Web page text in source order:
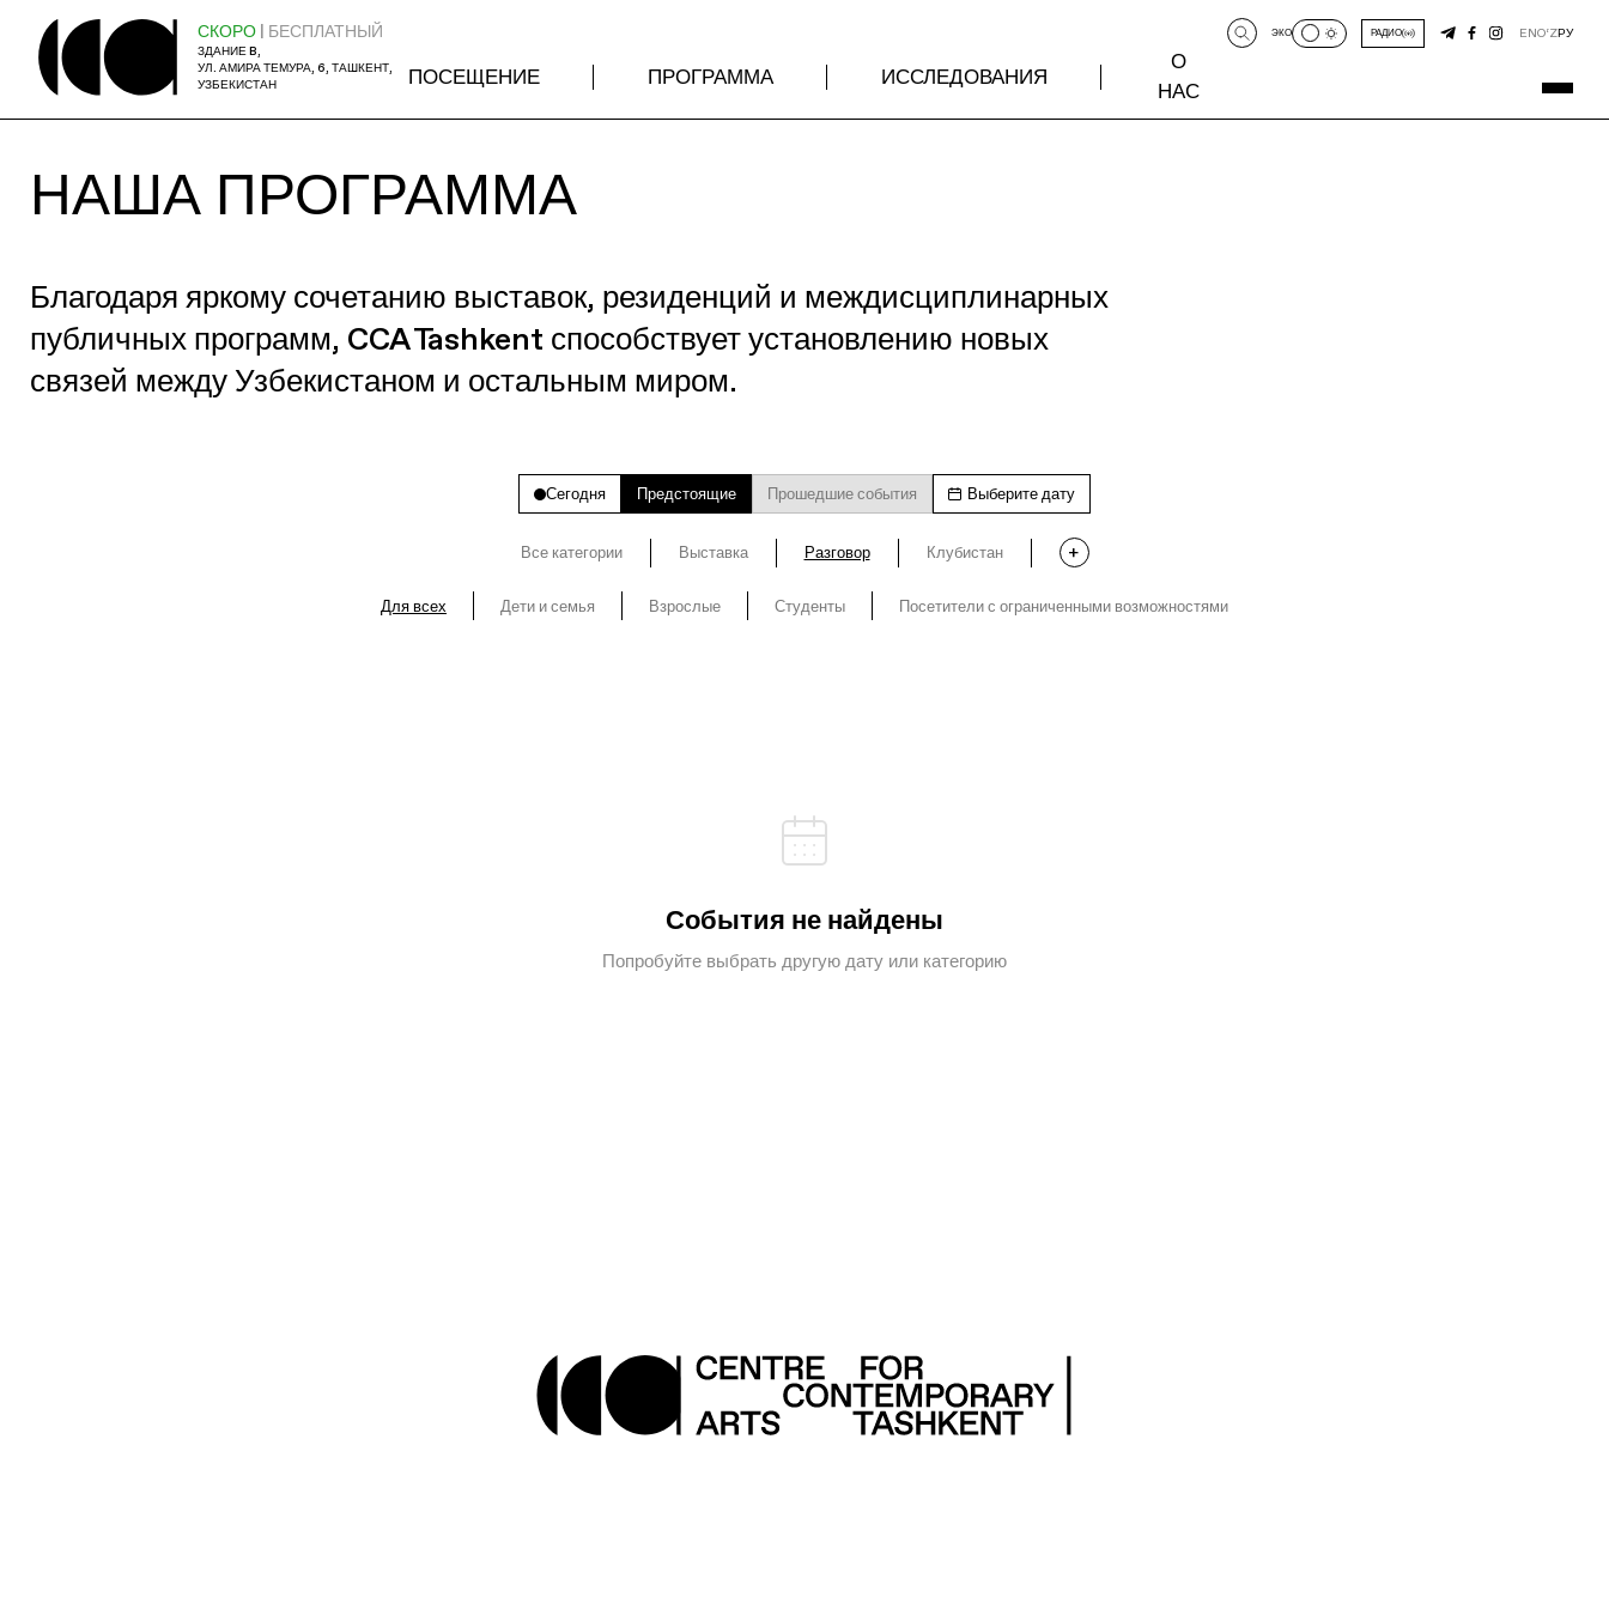
СКОРО | БЕСПЛАТНЫЙ
ЗДАНИЕ B,
УЛ. АМИРА ТЕМУРА, 6, ТАШКЕНТ,
УЗБЕКИСТАН
ПОСЕЩЕНИЕ ПРОГРАММА ИССЛЕДОВАНИЯ
О
НАС
ЭКО РАДИО ENO‘ZРУ
НАША ПРОГРАММА
Благодаря яркому сочетанию выставок, резиденций и междисциплинарных
публичных программ, CCA Tashkent способствует установлению новых
связей между Узбекистаном и остальным миром.
Сегодня Предстоящие Прошедшие события Выберите дату
Все категории Выставка Разговор Клубистан
Для всех Дети и семья Взрослые Студенты Посетители с ограниченными возможностями
События не найдены
Попробуйте выбрать другую дату или категорию